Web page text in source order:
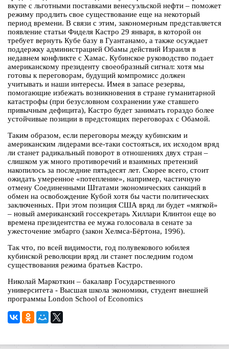
вкупе с льготными поставками венесуэльской нефти – поможет
режиму продлить свое существование еще на некоторый
период времени. В связи с этим, закономерным представляется
появление статьи Фиделя Кастро 29 января, в которой он
требует вернуть Кубе базу в Гуантанамо, а также осуждает
поддержку администрацией Обамы действий Израиля в
недавнем конфликте с Хамас. Кубинское руководство подает
американскому президенту своеобразный сигнал: хотя мы
готовы к переговорам, будущий компромисс должен
учитывать и наши интересы. Имея в запасе резервы,
помогающие избежать возникновения в стране гуманитарной
катастрофы (при безусловном сохранении уже ставшего
привычным дефицита), Кастро будет занимать гораздо более
устойчивые позиции в предстоящих переговорах с Обамой.
Таким образом, если переговоры между кубинским и
американским лидерами все-таки состояться, их исходом вряд
ли станет радикальный поворот в отношениях двух стран –
слишком уж много противоречий и взаимных претензий
накопилось за последние пятьдесят лет. Скорее всего, стоит
ожидать умеренное «потепление», например, частичную
отмену Соединенными Штатами экономических санкций в
обмен на освобождение Кубой хотя бы части политических
заключенных. При этом позиция США вряд ли будет «мягкой»
– новый американский госсекретарь Хиллари Клинтон еще во
времена президентства ее мужа голосовала в сенате за
ужесточение эмбарго (закон Хелмса-Бёртона, 1996).
Так что, по всей видимости, год полувекового юбилея
кубинской революции вряд ли станет последним годом
существования режима братьев Кастро.
Николай Маркоткин – бакалавр Государственного
университета - Высшая школа экономики, студент внешней
программы London School of Economics